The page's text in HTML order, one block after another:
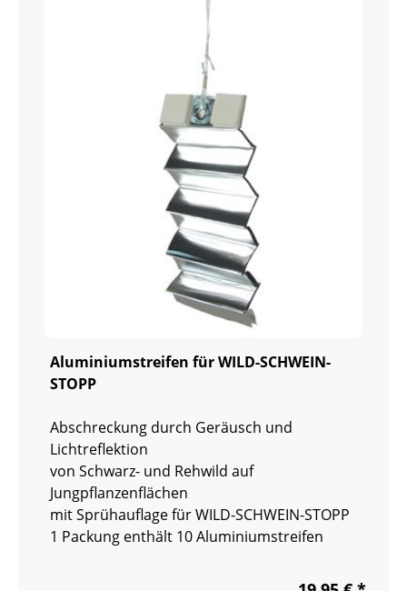
Aluminiumstreifen für WILD-SCHWEIN-
STOPP
Abschreckung durch Geräusch und
Lichtreflektion
von Schwarz- und Rehwild auf
Jungpflanzenflächen
mit Sprühauflage für WILD-SCHWEIN-STOPP
1 Packung enthält 10 Aluminiumstreifen